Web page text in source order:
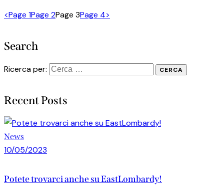
<Page 1Page 2Page 3Page 4>
Search
Ricerca per:
Recent Posts
News
10/05/2023
Potete trovarci anche su EastLombardy!